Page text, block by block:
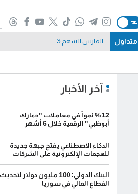
متداول الفارس الشهم 3
آخر الأخبار
12 % نمواً في معاملات "جمارك
أبوظبي" الرقمية خلال 6 أشهر
الذكاء الاصطناعي يفتح جبهة جديدة
للهجمات الإلكترونية على الشركات
البنك الدولي: 100 مليون دولار لتحديث
القطاع المالي في سوريا